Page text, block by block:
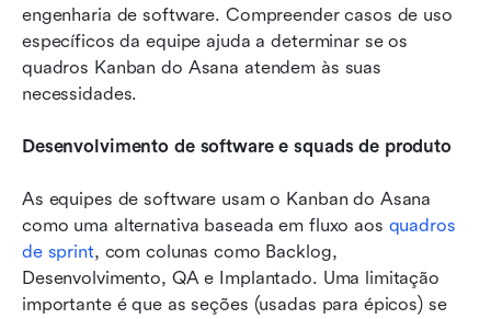
engenharia de software. Compreender casos de uso
específicos da equipe ajuda a determinar se os
quadros Kanban do Asana atendem às suas
necessidades.
Desenvolvimento de software e squads de produto
As equipes de software usam o Kanban do Asana
como uma alternativa baseada em fluxo aos quadros
de sprint, com colunas como Backlog,
Desenvolvimento, QA e Implantado. Uma limitação
importante é que as seções (usadas para épicos) se